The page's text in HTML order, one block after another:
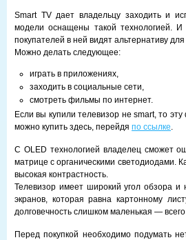
Smart TV дает владельцу заходить и
модели оснащены такой технологией.
покупателей в ней видят альтернативу
Можно делать следующее:
играть в приложениях,
заходить в социальные сети,
смотреть фильмы по интернет.
Если вы купили телевизор не smart, то
можно купить здесь, перейдя по ссылке.
С OLED технологией владелец сможет
матрице с органическими светодиодами.
высокая контрастность.
Телевизор имеет широкий угол обзора и
экранов, которая равна картонному
долговечность слишком маленькая — всего
Перед покупкой необходимо подумать